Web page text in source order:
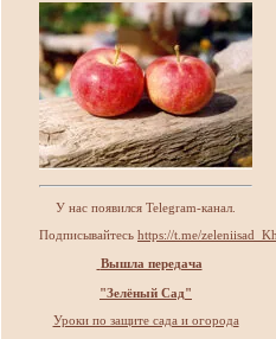
У нас появился Telegram-канал.
Подписывайтесь https://t.me/
Вышла передача
"Зелёный Сад"
Уроки по защите сада и огорода